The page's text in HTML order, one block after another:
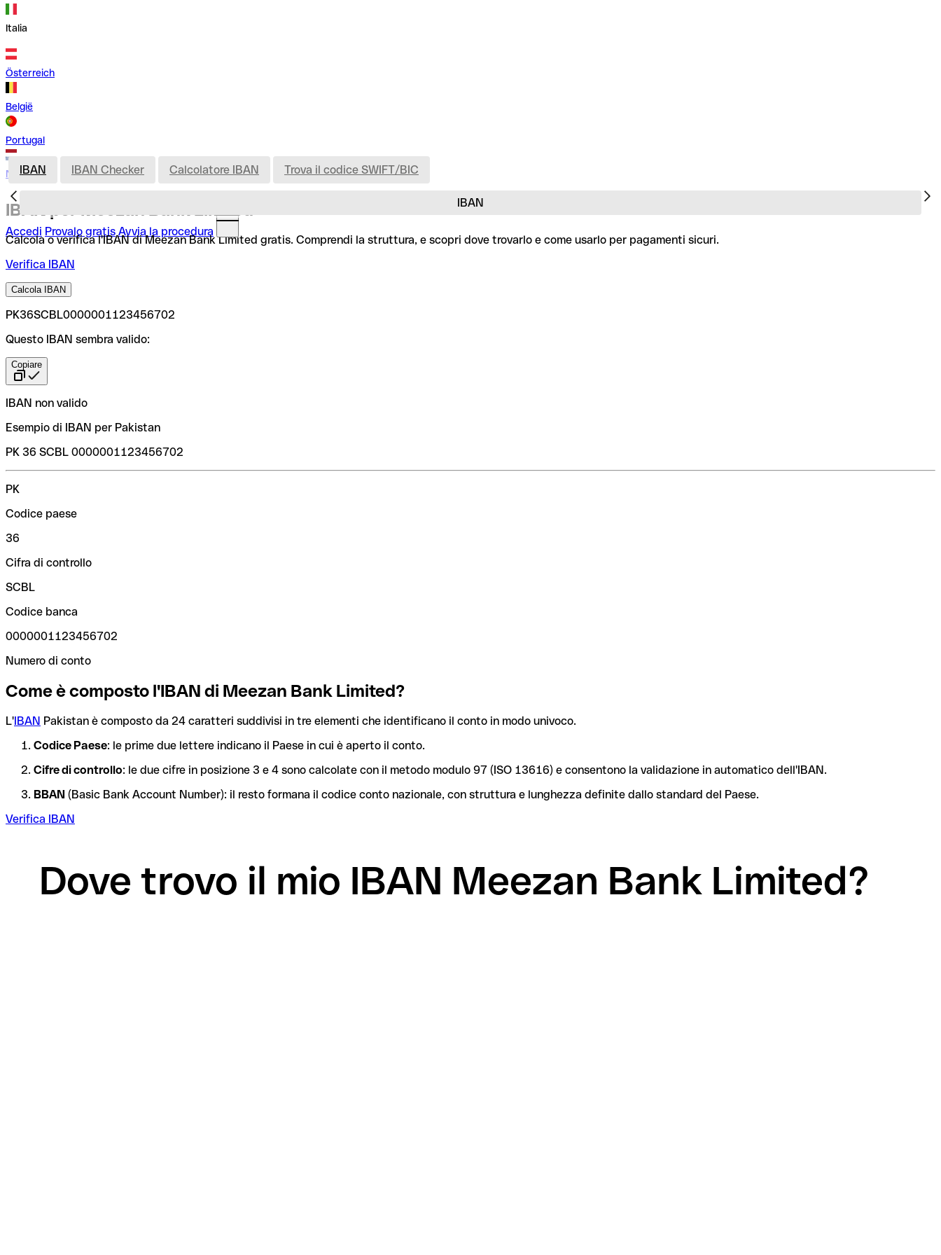
Italia
Österreich
België
Portugal
Nederland
Accedi Provalo gratis Avvia la procedura
IBAN
IBAN IBAN Checker Calcolatore IBAN Trova il codice SWIFT/BIC
IBAN per Meezan Bank Limited
Calcola o verifica l'IBAN di Meezan Bank Limited gratis. Comprendi la struttura, e scopri dove trovarlo e come usarlo per pagamenti sicuri.
Verifica IBAN
Calcola IBAN
PK36SCBL0000001123456702
Questo IBAN sembra valido:
Copiare
IBAN non valido
Esempio di IBAN per Pakistan
PK 36 SCBL 0000001123456702
PK
Codice paese
36
Cifra di controllo
SCBL
Codice banca
0000001123456702
Numero di conto
Come è composto l'IBAN di Meezan Bank Limited?
L'IBAN Pakistan è composto da 24 caratteri suddivisi in tre elementi che identificano il conto in modo univoco.
Codice Paese: le prime due lettere indicano il Paese in cui è aperto il conto.
Cifre di controllo: le due cifre in posizione 3 e 4 sono calcolate con il metodo modulo 97 (ISO 13616) e consentono la validazione in automatico dell'IBAN.
BBAN (Basic Bank Account Number): il resto formana il codice conto nazionale, con struttura e lunghezza definite dallo standard del Paese.
Verifica IBAN
Dove trovo il mio IBAN Meezan Bank Limited?